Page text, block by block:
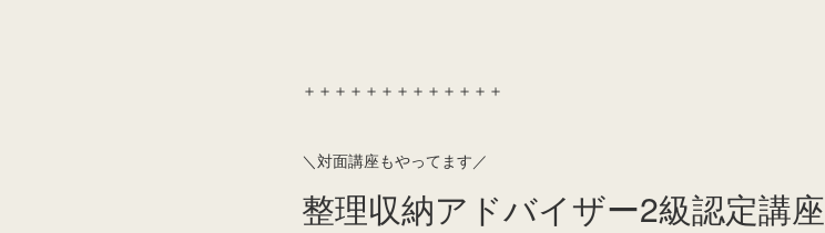
＋＋＋＋＋＋＋＋＋＋＋＋＋
＼対面講座もやってます／
整理収納アドバイザー2級認定講座